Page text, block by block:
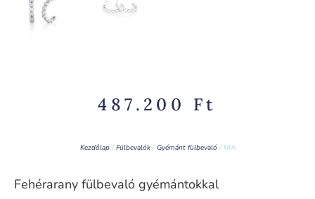
487.200 Ft
Kezdőlap/Fülbevalók/Gyémánt fülbevaló / NIA
Fehérarany fülbevaló gyémántokkal